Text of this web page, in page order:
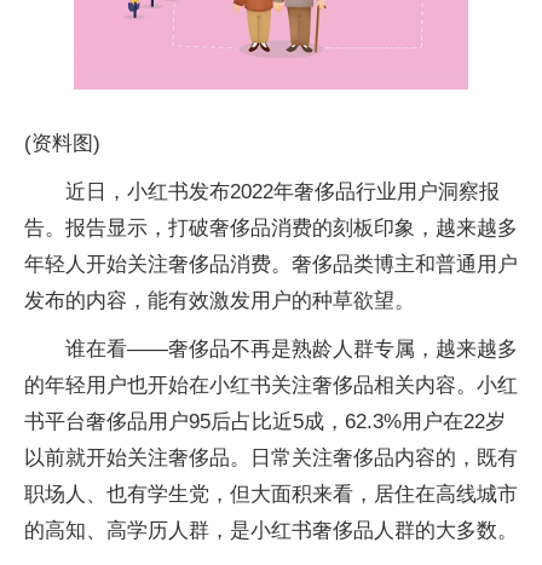
(资料图)
近日，小红书发布2022年奢侈品行业用户洞察报
告。报告显示，打破奢侈品消费的刻板印象，越来越多
年轻人开始关注奢侈品消费。奢侈品类博主和普通用户
发布的内容，能有效激发用户的种草欲望。
谁在看——奢侈品不再是熟龄人群专属，越来越多
的年轻用户也开始在小红书关注奢侈品相关内容。小红
书平台奢侈品用户95后占比近5成，62.3%用户在22岁
以前就开始关注奢侈品。日常关注奢侈品内容的，既有
职场人、也有学生党，但大面积来看，居住在高线城市
的高知、高学历人群，是小红书奢侈品人群的大多数。